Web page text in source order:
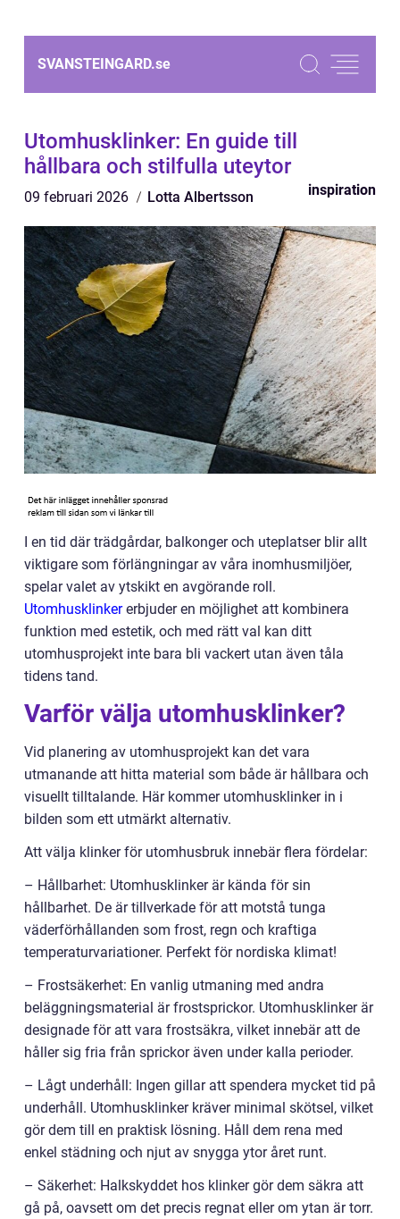
SVANSTEINGARD.se
Utomhusklinker: En guide till
hållbara och stilfulla uteytor
09 februari 2026 Lotta Albertsson inspiration
I en tid där trädgårdar, balkonger och uteplatser blir allt
viktigare som förlängningar av våra inomhusmiljöer,
spelar valet av ytskikt en avgörande roll.
Utomhusklinkererbjuder en möjlighet att kombinera
funktion med estetik, och med rätt val kan ditt
utomhusprojekt inte bara bli vackert utan även tåla
tidens tand.
Varför välja utomhusklinker?
Vid planering av utomhusprojekt kan det vara
utmanande att hitta material som både är hållbara och
visuellt tilltalande. Här kommer utomhusklinker in i
bilden som ett utmärkt alternativ.
Att välja klinker för utomhusbruk innebär flera fördelar:
– Hållbarhet: Utomhusklinker är kända för sin
hållbarhet. De är tillverkade för att motstå tunga
väderförhållanden som frost, regn och kraftiga
temperaturvariationer. Perfekt för nordiska klimat!
– Frostsäkerhet: En vanlig utmaning med andra
beläggningsmaterial är frostsprickor. Utomhusklinker är
designade för att vara frostsäkra, vilket innebär att de
håller sig fria från sprickor även under kalla perioder.
– Lågt underhåll: Ingen gillar att spendera mycket tid på
underhåll. Utomhusklinker kräver minimal skötsel, vilket
gör dem till en praktisk lösning. Håll dem rena med
enkel städning och njut av snygga ytor året runt.
– Säkerhet: Halkskyddet hos klinker gör dem säkra att
gå på, oavsett om det precis regnat eller om ytan är torr.